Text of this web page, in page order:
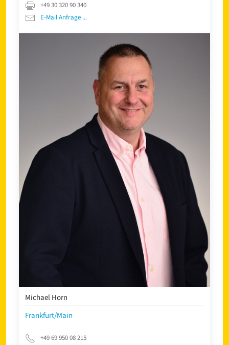
+49 30 320 90 340
E-Mail Anfrage ...
Michael Horn
Frankfurt/Main
+49 69 950 08 215